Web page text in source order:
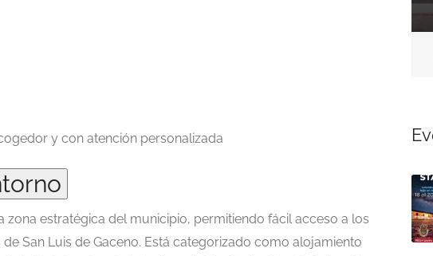
y con atención personalizada
zona estratégica del municipio, permitiendo fácil acceso a los
San Luis de Gaceno. Está categorizado como alojamiento